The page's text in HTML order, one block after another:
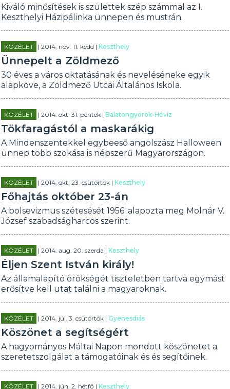
Kiváló minősítések is születtek szép számmal az I.
Keszthelyi Házipálinka ünnepen és mustrán.
KÖZÉLET | 2014. nov. 11. kedd |Keszthely
Ünnepelt a Zöldmező
30 éves a város oktatásának és neveléséneke egyik
alapköve, a Zöldmező Utcai Általános Iskola.
KÖZÉLET | 2014. okt. 31. péntek |Balatongyörök-Hévíz
Tökfaragástól a maskarákig
A Mindenszentekkel egybeeső angolszász Halloween
ünnep több szokása is népszerű Magyarországon.
KÖZÉLET | 2014. okt. 23. csütörtök |Keszthely
Főhajtás október 23-án
A bolsevizmus szétesését 1956. alapozta meg Molnár V.
József szabadságharcos szerint.
KÖZÉLET | 2014. aug. 20. szerda |Keszthely
Éljen Szent István király!
Az államalapító örökségét tiszteletben tartva egymást
erősítve kell utat találni a magyaroknak.
KÖZÉLET | 2014. júl. 3. csütörtök |Gyenesdiás
Köszönet a segítségért
A hagyományos Máltai Napon mondott köszönetet a
szeretetszolgálat a támogatóinak és és segítőinek.
KÖZÉLET | 2014. jún. 2. hétfő |Keszthely